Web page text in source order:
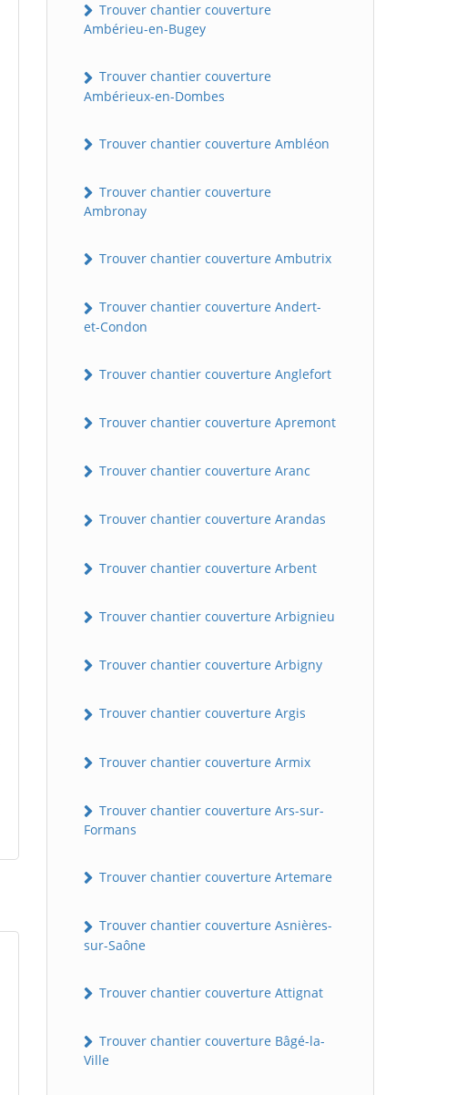
Trouver chantier couverture
Ambérieu-en-Bugey
Trouver chantier couverture
Ambérieux-en-Dombes
Trouver chantier couverture Ambléon
Trouver chantier couverture
Ambronay
Trouver chantier couverture Ambutrix
Trouver chantier couverture Andert-
et-Condon
Trouver chantier couverture Anglefort
Trouver chantier couverture Apremont
Trouver chantier couverture Aranc
Trouver chantier couverture Arandas
Trouver chantier couverture Arbent
Trouver chantier couverture Arbignieu
Trouver chantier couverture Arbigny
Trouver chantier couverture Argis
Trouver chantier couverture Armix
Trouver chantier couverture Ars-sur-
Formans
Trouver chantier couverture Artemare
Trouver chantier couverture Asnières-
sur-Saône
Trouver chantier couverture Attignat
Trouver chantier couverture Bâgé-la-
Ville